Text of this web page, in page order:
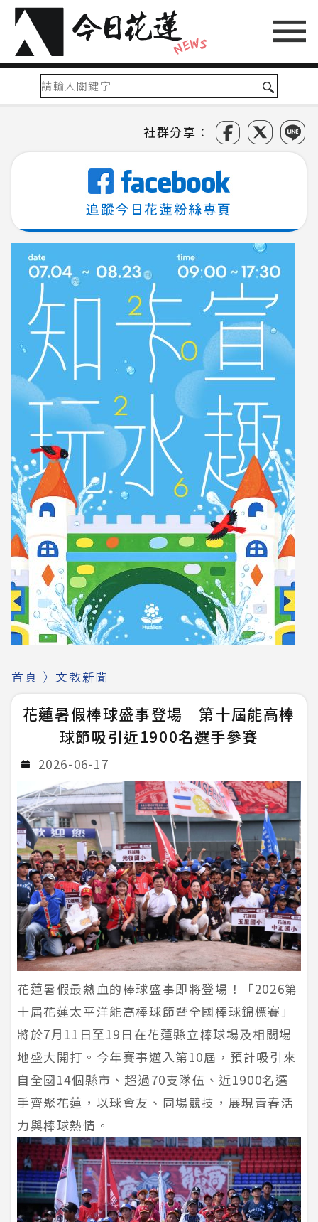
社群分享：
追蹤今日花蓮粉絲專頁
首頁 〉 文教新聞
花蓮暑假棒球盛事登場 第十屆能高棒
球節吸引近1900名選手參賽
2026-06-17
花蓮暑假最熱血的棒球盛事即將登場！「2026第
十屆花蓮太平洋能高棒球節暨全國棒球錦標賽」
將於7月11日至19日在花蓮縣立棒球場及相關場
地盛大開打。今年賽事邁入第10屆，預計吸引來
自全國14個縣市、超過70支隊伍、近1900名選
手齊聚花蓮，以球會友、同場競技，展現青春活
力與棒球熱情。